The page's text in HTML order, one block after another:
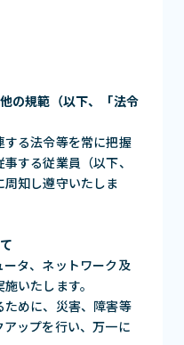
の規範（以下、「法令
る法令等を常に把握
する従業員（以下、
周知し遵守いたしま
タ、ネットワーク及
いたします。
めに、災害、障害等
ップを行い、万一に